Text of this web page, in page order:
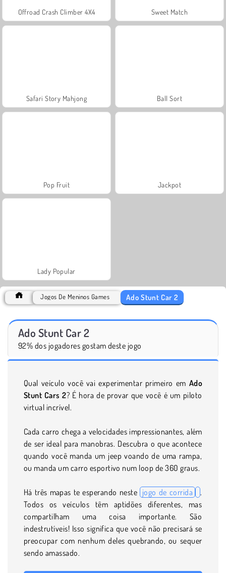
Offroad Crash Climber 4X4 Sweet Match
Safari Story Mahjong Ball Sort
Pop Fruit Jackpot
Lady Popular
Jogos De Meninos Games Ado Stunt Car 2
Ado Stunt Car 2
92% dos jogadores gostam deste jogo
Qual veículo você vai experimentar primeiro em Ado
Stunt Cars 2? É hora de provar que você é um piloto
virtual incrível.
Cada carro chega a velocidades impressionantes, além
de ser ideal para manobras. Descubra o que acontece
quando você manda um jeep voando de uma rampa,
ou manda um carro esportivo num loop de 360 graus.
Há três mapas te esperando neste jogo de corrida
.
Todos os veículos têm aptidões diferentes, mas
compartilham uma coisa importante. São
indestrutíveis! Isso significa que você não precisará se
preocupar com nenhum deles quebrando, ou sequer
sendo amassado.